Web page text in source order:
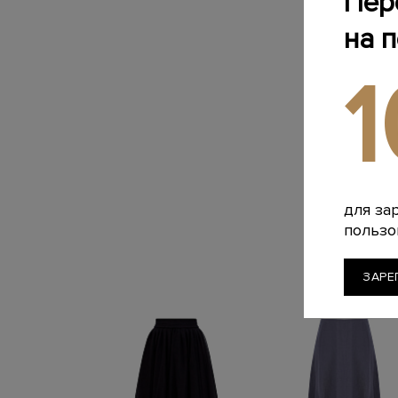
на
для